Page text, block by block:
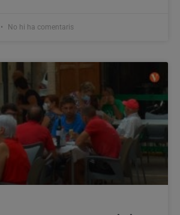
No hi ha comentaris